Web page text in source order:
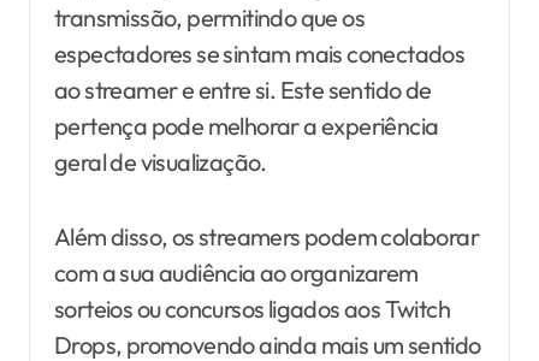
transmissão, permitindo que os
espectadores se sintam mais conectados
ao streamer e entre si. Este sentido de
pertença pode melhorar a experiência
geral de visualização.
Além disso, os streamers podem colaborar
com a sua audiência ao organizarem
sorteios ou concursos ligados aos Twitch
Drops, promovendo ainda mais um sentido